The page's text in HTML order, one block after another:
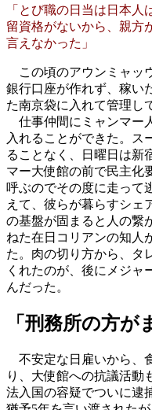
「とび職の日当は日本
留資格がないから、親方
言えなかった」
この頃のアウンミャッ
銀行口座が作れず、稼い
た南京袋に入れて管理し
仕事仲間にミャンマー
入れることができた。ス
ることなく、日曜日は新
マー大使館の前で民主化
呼ぶのでその度に走って
えて、彼らが暮らすシェ
の基盤が固まると人の繋
ねた在日コリアンの知人
た。肉の切り方から、タ
くれたのが、後にメジャ
んだった。
「刑務所の方
不安定な日雇いから、
り、大使館への抗議活動
法入国の容疑でついに逮